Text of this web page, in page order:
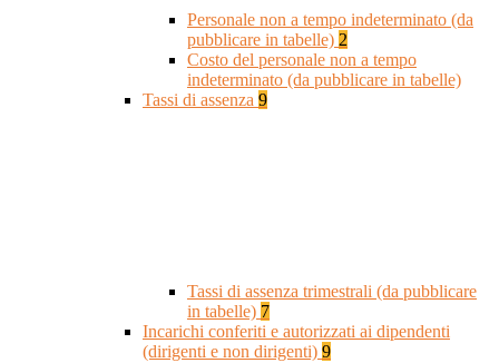
Personale non a tempo indeterminato (da
pubblicare in tabelle) 2
Costo del personale non a tempo
indeterminato (da pubblicare in tabelle)
Tassi di assenza 9
Tassi di assenza trimestrali (da pubblicare
in tabelle) 7
Incarichi conferiti e autorizzati ai dipendenti
(dirigenti e non dirigenti) 9